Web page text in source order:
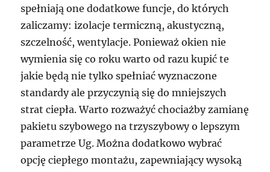
spełniają one dodatkowe funcje, do których
zaliczamy: izolacje termiczną, akustyczną,
szczelność, wentylacje. Ponieważ okien nie
wymienia się co roku warto od razu kupić te
jakie będą nie tylko spełniać wyznaczone
standardy ale przyczynią się do mniejszych
strat ciepła. Warto rozważyć chociażby zamianę
pakietu szybowego na trzyszybowy o lepszym
parametrze Ug. Można dodatkowo wybrać
opcję ciepłego montażu, zapewniający wysoką